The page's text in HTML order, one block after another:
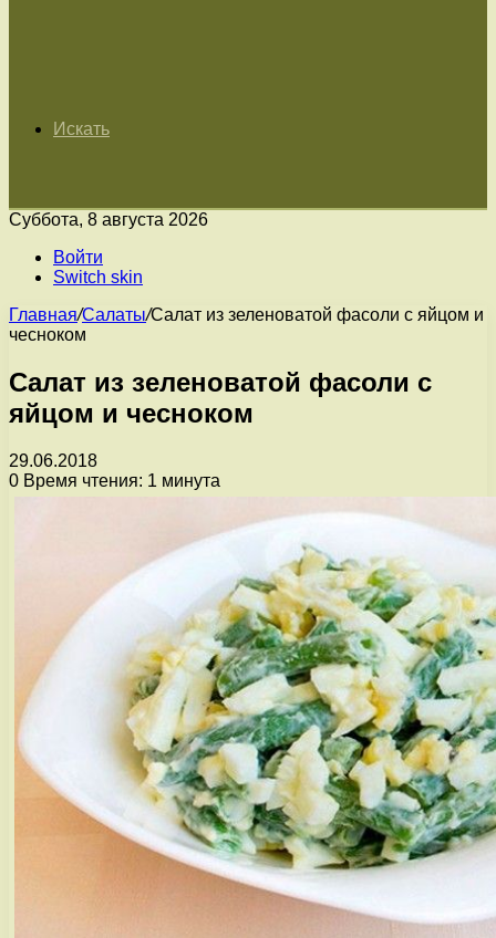
Искать
Суббота, 8 августа 2026
Войти
Switch skin
Главная/Салаты/Салат из зеленоватой фасоли с яйцом и
чесноком
Салат из зеленоватой фасоли с
яйцом и чесноком
29.06.2018
0 Время чтения: 1 минута